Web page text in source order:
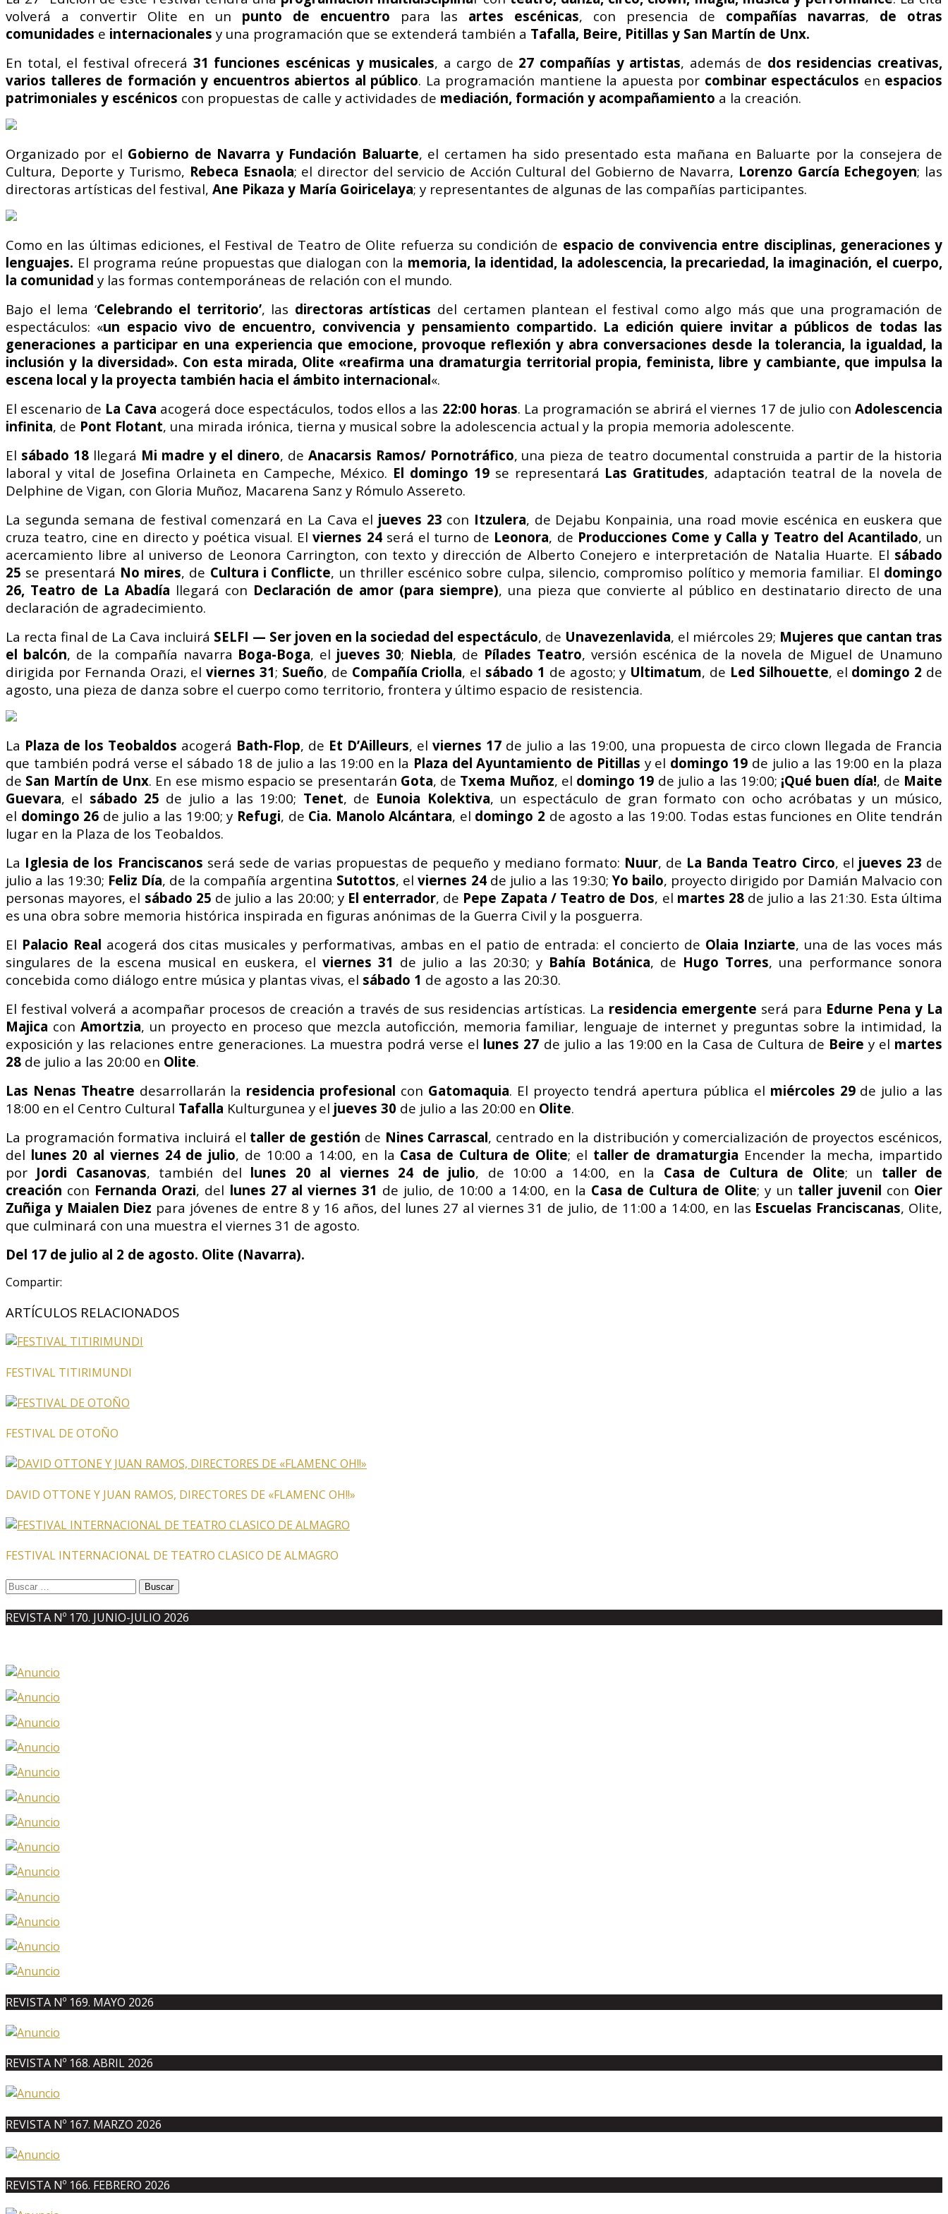
volverá a convertir Olite en un punto de encuentro para las artes escénicas, con presencia de compañías navarras, de otras
comunidades e internacionales y una programación que se extenderá también a Tafalla, Beire, Pitillas y San Martín de Unx.
En total, el festival ofrecerá 31 funciones escénicas y musicales, a cargo de 27 compañías y artistas, además de dos residencias creativas,
varios talleres de formación y encuentros abiertos al público. La programación mantiene la apuesta por combinar espectáculos en espacios
patrimoniales y escénicos con propuestas de calle y actividades de mediación, formación y acompañamiento a la creación.
Organizado por el Gobierno de Navarra y Fundación Baluarte, el certamen ha sido presentado esta mañana en Baluarte por la consejera de
Cultura, Deporte y Turismo, Rebeca Esnaola; el director del servicio de Acción Cultural del Gobierno de Navarra, Lorenzo García Echegoyen; las
directoras artísticas del festival, Ane Pikaza y María Goiricelaya; y representantes de algunas de las compañías participantes.
Como en las últimas ediciones, el Festival de Teatro de Olite refuerza su condición de espacio de convivencia entre disciplinas, generaciones y
lenguajes. El programa reúne propuestas que dialogan con la memoria, la identidad, la adolescencia, la precariedad, la imaginación, el cuerpo,
la comunidad y las formas contemporáneas de relación con el mundo.
Bajo el lema ‘Celebrando el territorio’, las directoras artísticas del certamen plantean el festival como algo más que una programación de
espectáculos: «un espacio vivo de encuentro, convivencia y pensamiento compartido. La edición quiere invitar a públicos de todas las
generaciones a participar en una experiencia que emocione, provoque reflexión y abra conversaciones desde la tolerancia, la igualdad, la
inclusión y la diversidad». Con esta mirada, Olite «reafirma una dramaturgia territorial propia, feminista, libre y cambiante, que impulsa la
escena local y la proyecta también hacia el ámbito internacional«.
El escenario de La Cava acogerá doce espectáculos, todos ellos a las 22:00 horas. La programación se abrirá el viernes 17 de julio con Adolescencia
infinita, de Pont Flotant, una mirada irónica, tierna y musical sobre la adolescencia actual y la propia memoria adolescente.
El sábado 18 llegará Mi madre y el dinero, de Anacarsis Ramos/ Pornotráfico, una pieza de teatro documental construida a partir de la historia
laboral y vital de Josefina Orlaineta en Campeche, México. El domingo 19 se representará Las Gratitudes, adaptación teatral de la novela de
Delphine de Vigan, con Gloria Muñoz, Macarena Sanz y Rómulo Assereto.
La segunda semana de festival comenzará en La Cava el jueves 23 con Itzulera, de Dejabu Konpainia, una road movie escénica en euskera que
cruza teatro, cine en directo y poética visual. Elviernes 24será el turno de Leonora, de Producciones Come y Calla y Teatro del Acantilado, un
acercamiento libre al universo de Leonora Carrington, con texto y dirección de Alberto Conejero e interpretación de Natalia Huarte. El sábado
25 se presentará No mires, de Cultura i Conflicte, un thriller escénico sobre culpa, silencio, compromiso político y memoria familiar. El domingo
26, Teatro de La Abadía llegará con Declaración de amor (para siempre), una pieza que convierte al público en destinatario directo de una
declaración de agradecimiento.
La recta final de La Cava incluirá SELFI — Ser joven en la sociedad del espectáculo, de Unavezenlavida, el miércoles 29; Mujeres que cantan tras
el balcón, de la compañía navarra Boga-Boga, el jueves 30; Niebla, de Pílades Teatro, versión escénica de la novela de Miguel de Unamuno
dirigida por Fernanda Orazi, elviernes 31; Sueño, de Compañía Criolla, el sábado 1 de agosto; y Ultimatum, de Led Silhouette, el domingo 2 de
agosto, una pieza de danza sobre el cuerpo como territorio, frontera y último espacio de resistencia.
La Plaza de los Teobaldos acogerá Bath-Flop, de Et D’Ailleurs, el viernes 17 de julio a las 19:00, una propuesta de circo clown llegada de Francia
que también podrá verse el sábado 18 de julio a las 19:00 en la Plaza del Ayuntamiento de Pitillas y el domingo 19 de julio a las 19:00 en la plaza
de San Martín de Unx. En ese mismo espacio se presentarán Gota, de Txema Muñoz, el domingo 19 de julio a las 19:00; ¡Qué buen día!, de Maite
Guevara, el sábado 25 de julio a las 19:00; Tenet, de Eunoia Kolektiva, un espectáculo de gran formato con ocho acróbatas y un músico,
el domingo 26 de julio a las 19:00; y Refugi, de Cia. Manolo Alcántara, el domingo 2 de agosto a las 19:00. Todas estas funciones en Olite tendrán
lugar en la Plaza de los Teobaldos.
La Iglesia de los Franciscanos será sede de varias propuestas de pequeño y mediano formato: Nuur, de La Banda Teatro Circo, el jueves 23 de
julio a las 19:30; Feliz Día, de la compañía argentina Sutottos, elviernes 24de julio a las 19:30;Yo bailo, proyecto dirigido por Damián Malvacio con
personas mayores, el sábado 25 de julio a las 20:00; y El enterrador, de Pepe Zapata / Teatro de Dos, el martes 28de julio a las 21:30. Esta última
es una obra sobre memoria histórica inspirada en figuras anónimas de la Guerra Civil y la posguerra.
El Palacio Real acogerá dos citas musicales y performativas, ambas en el patio de entrada: el concierto de Olaia Inziarte, una de las voces más
singulares de la escena musical en euskera, el viernes 31 de julio a las 20:30; y Bahía Botánica, de Hugo Torres, una performance sonora
concebida como diálogo entre música y plantas vivas, el sábado 1 de agosto a las 20:30.
El festival volverá a acompañar procesos de creación a través de sus residencias artísticas. La residencia emergente será para Edurne Pena y La
Majica con Amortzia, un proyecto en proceso que mezcla autoficción, memoria familiar, lenguaje de internet y preguntas sobre la intimidad, la
exposición y las relaciones entre generaciones. La muestra podrá verse el lunes 27 de julio a las 19:00 en la Casa de Cultura de Beire y el martes
28 de julio a las 20:00 en Olite.
Las Nenas Theatre desarrollarán la residencia profesional con Gatomaquia. El proyecto tendrá apertura pública el miércoles 29 de julio a las
18:00 en el Centro Cultural Tafalla Kulturgunea y el jueves 30 de julio a las 20:00 en Olite.
La programación formativa incluirá el taller de gestión de Nines Carrascal, centrado en la distribución y comercialización de proyectos escénicos,
del lunes 20 al viernes 24 de julio, de 10:00 a 14:00, en la Casa de Cultura de Olite; el taller de dramaturgia Encender la mecha, impartido
por Jordi Casanovas, también del lunes 20 al viernes 24 de julio, de 10:00 a 14:00, en la Casa de Cultura de Olite; un taller de
creación con Fernanda Orazi, del lunes 27 al viernes 31 de julio, de 10:00 a 14:00, en la Casa de Cultura de Olite; y un taller juvenil con Oier
Zuñiga y Maialen Diez para jóvenes de entre 8 y 16 años, del lunes 27 al viernes 31 de julio, de 11:00 a 14:00, en las Escuelas Franciscanas, Olite,
que culminará con una muestra el viernes 31 de agosto.
Del 17 de julio al 2 de agosto. Olite (Navarra).
Compartir:
ARTÍCULOS RELACIONADOS
FESTIVAL TITIRIMUNDI
FESTIVAL DE OTOÑO
DAVID OTTONE Y JUAN RAMOS, DIRECTORES DE «FLAMENC OH!!»
FESTIVAL INTERNACIONAL DE TEATRO CLASICO DE ALMAGRO
Buscar:
REVISTA Nº 170. JUNIO-JULIO 2026
REVISTA Nº 169. MAYO 2026
REVISTA Nº 168. ABRIL 2026
REVISTA Nº 167. MARZO 2026
REVISTA Nº 166. FEBRERO 2026